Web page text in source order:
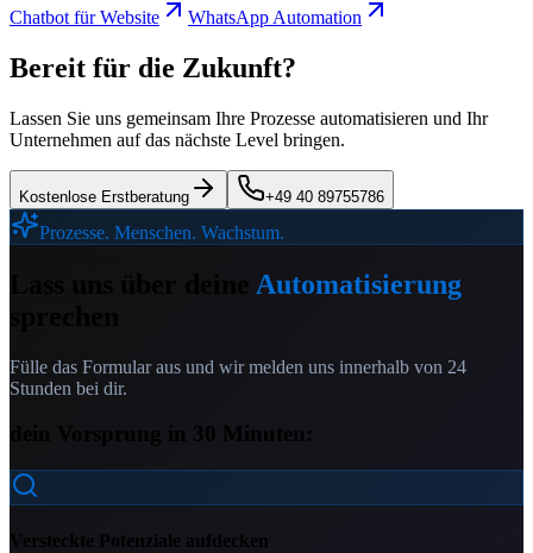
Chatbot für Website
WhatsApp Automation
Bereit für die Zukunft?
Lassen Sie uns gemeinsam Ihre Prozesse automatisieren und Ihr
Unternehmen auf das nächste Level bringen.
Kostenlose Erstberatung +49 40 89755786
Prozesse. Menschen. Wachstum.
Automatisierung
Fülle das Formular aus und wir melden uns innerhalb von 24
Stunden bei dir.
dein Vorsprung in 30 Minuten:
Versteckte Potenziale aufdecken